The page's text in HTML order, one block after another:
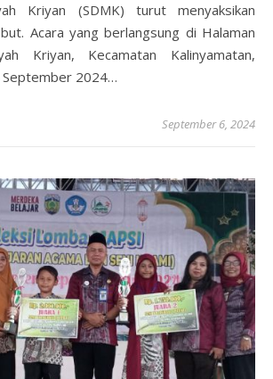
Kriyan (SDMK) turut menyaksikan
Acara yang berlangsung di Halaman
Kriyan, Kecamatan Kalinyamatan,
September 2024…
September 6, 2024